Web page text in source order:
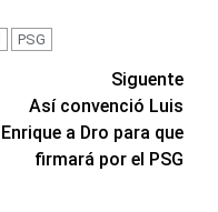
PSG
Siguente
Así convenció Luis
Enrique a Dro para que
firmará por el PSG